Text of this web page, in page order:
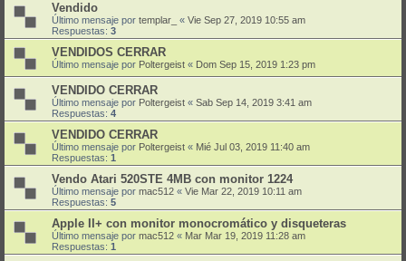
Vendido
Último mensaje por templar_ « Vie Sep 27, 2019 10:55 am
Respuestas: 3
VENDIDOS CERRAR
Último mensaje por Poltergeist « Dom Sep 15, 2019 1:23 pm
VENDIDO CERRAR
Último mensaje por Poltergeist « Sab Sep 14, 2019 3:41 am
Respuestas: 4
VENDIDO CERRAR
Último mensaje por Poltergeist « Mié Jul 03, 2019 11:40 am
Respuestas: 1
Vendo Atari 520STE 4MB con monitor 1224
Último mensaje por mac512 « Vie Mar 22, 2019 10:11 am
Respuestas: 5
Apple II+ con monitor monocromático y disqueteras
Último mensaje por mac512 « Mar Mar 19, 2019 11:28 am
Respuestas: 1